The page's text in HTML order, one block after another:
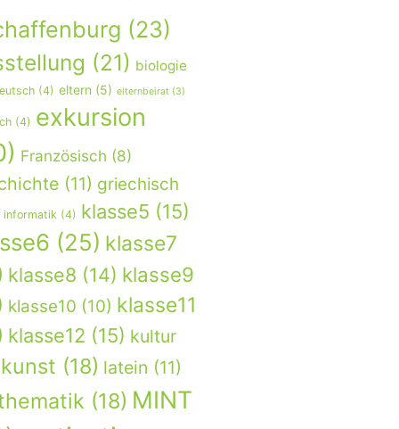
(23)
(21) biologie
(4) eltern (5) elternbeirat (3)
(4) exkursion
Französisch (8)
(11) griechisch
informatik (4) klasse5 (15)
(25) klasse7
klasse8 (14) klasse9
klasse10 (10) klasse11
klasse12 (15) kultur
kunst (18) latein (11)
(18) MINT